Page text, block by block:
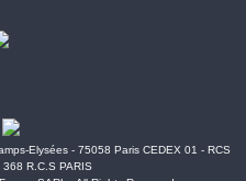
Elysées - 75058 Paris CEDEX 01 - RCS
R.C.S PARIS